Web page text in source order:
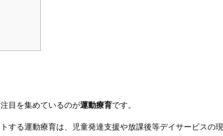
目を集めているのが運動療育です。
する運動療育は、児童発達支援や放課後等デイサービスの現